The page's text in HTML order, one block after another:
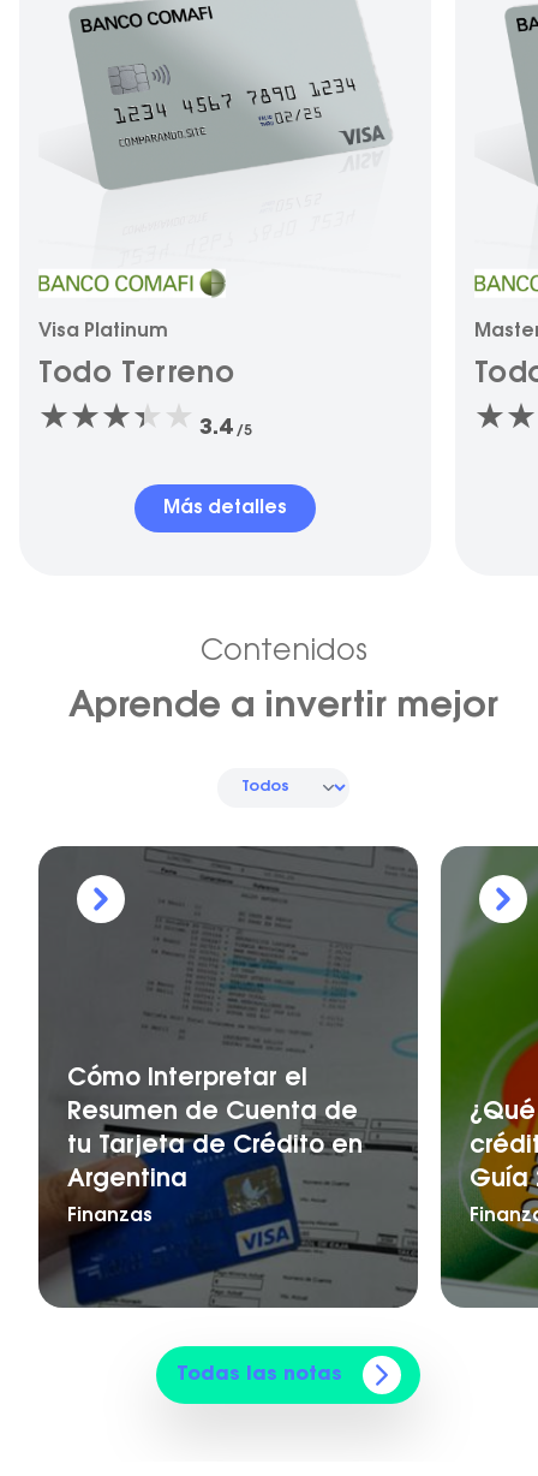
Visa Platinum
Todo Terreno
3.4 /5
Más detalles
Contenidos
Aprende a invertir mejor
Cómo Interpretar el
Resumen de Cuenta de
tu Tarjeta de Crédito en
Argentina
Finanzas
Guía
Todas las notas